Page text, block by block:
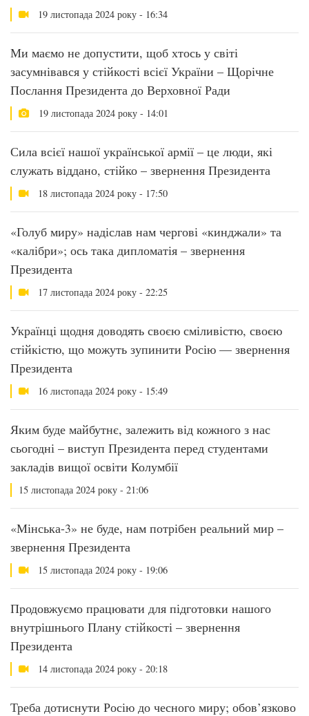
19 листопада 2024 року - 16:34
Ми маємо не допустити, щоб хтось у світі
засумнівався у стійкості всієї України – Щорічне
Послання Президента до Верховної Ради
19 листопада 2024 року - 14:01
Сила всієї нашої української армії – це люди, які
служать віддано, стійко – звернення Президента
18 листопада 2024 року - 17:50
«Голуб миру» надіслав нам чергові «кинджали» та
«калібри»; ось така дипломатія – звернення
Президента
17 листопада 2024 року - 22:25
Українці щодня доводять своєю сміливістю, своєю
стійкістю, що можуть зупинити Росію — звернення
Президента
16 листопада 2024 року - 15:49
Яким буде майбутнє, залежить від кожного з нас
сьогодні – виступ Президента перед студентами
закладів вищої освіти Колумбії
15 листопада 2024 року - 21:06
«Мінська-3» не буде, нам потрібен реальний мир –
звернення Президента
15 листопада 2024 року - 19:06
Продовжуємо працювати для підготовки нашого
внутрішнього Плану стійкості – звернення
Президента
14 листопада 2024 року - 20:18
Треба дотиснути Росію до чесного миру; обов’язково